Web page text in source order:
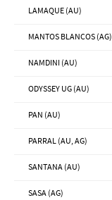
LAMAQUE (AU)
MANTOS BLANCOS (AG)
NAMDINI (AU)
ODYSSEY UG (AU)
PAN (AU)
PARRAL (AU, AG)
SANTANA (AU)
SASA (AG)